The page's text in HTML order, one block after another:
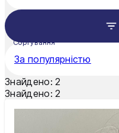
Сортування
За популярністю
Знайдено: 2
Знайдено: 2